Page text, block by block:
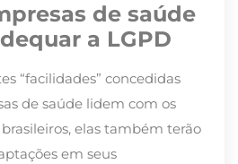
de saúde
a LGPD
“facilidades” concedidas
de saúde lidem com os
elas também terão
em seus